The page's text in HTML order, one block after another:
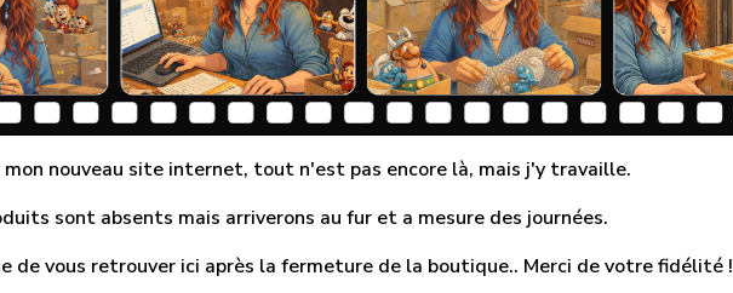
mon nouveau site internet, tout n'est pas encore là, mais j'y travaille.
sont absents mais arriverons au fur et a mesure des journées.
de vous retrouver ici après la fermeture de la boutique.. Merci de votre fidélité !